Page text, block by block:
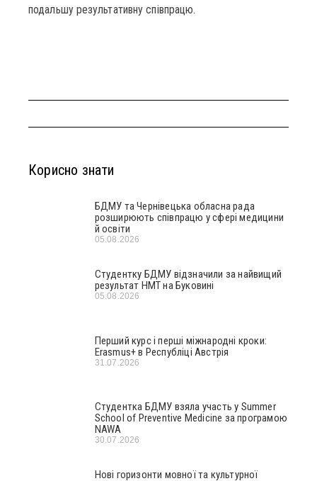
подальшу результативну співпрацю.
Корисно знати
БДМУ та Чернівецька обласна рада
розширюють співпрацю у сфері медицини
й освіти
05.08.2026
Студентку БДМУ відзначили за найвищий
результат НМТ на Буковині
05.08.2026
Перший курс і перші міжнародні кроки:
Erasmus+ в Республіці Австрія
31.07.2026
Студентка БДМУ взяла участь у Summer
School of Preventive Medicine за програмою
NAWA
30.07.2026
Нові горизонти мовної та культурної